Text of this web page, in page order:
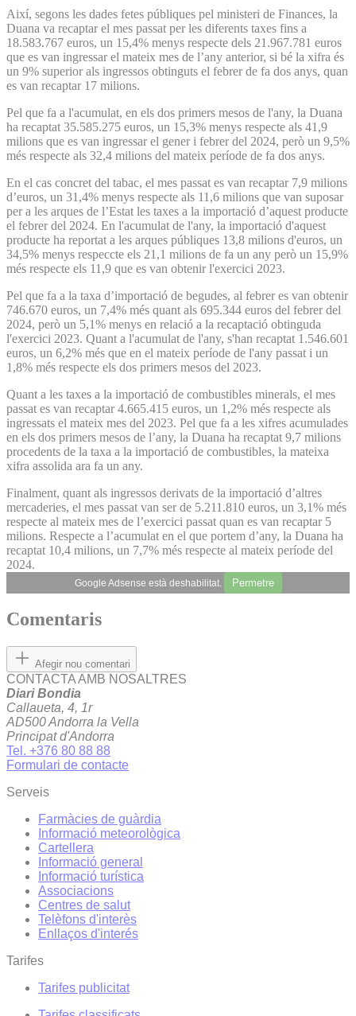
Així, segons les dades fetes públiques pel ministeri de Finances, la
Duana va recaptar el mes passat per les diferents taxes fins a
18.583.767 euros, un 15,4% menys respecte dels 21.967.781 euros
que es van ingressar el mateix mes de l’any anterior, si bé la xifra és
un 9% superior als ingressos obtinguts el febrer de fa dos anys, quan
es van recaptar 17 milions.
Pel que fa a l'acumulat, en els dos primers mesos de l'any, la Duana
ha recaptat 35.585.275 euros, un 15,3% menys respecte als 41,9
milions que es van ingressar el gener i febrer del 2024, però un 9,5%
més respecte als 32,4 milions del mateix període de fa dos anys.
En el cas concret del tabac, el mes passat es van recaptar 7,9 milions
d’euros, un 31,4% menys respecte als 11,6 milions que van suposar
per a les arques de l’Estat les taxes a la importació d’aquest producte
el febrer del 2024. En l'acumulat de l'any, la importació d'aquest
producte ha reportat a les arques públiques 13,8 milions d'euros, un
34,5% menys respeccte els 21,1 milions de fa un any però un 15,9%
més respecte els 11,9 que es van obtenir l'exercici 2023.
Pel que fa a la taxa d’importació de begudes, al febrer es van obtenir
746.670 euros, un 7,4% més quant als 695.344 euros del febrer del
2024, però un 5,1% menys en relació a la recaptació obtinguda
l'exercici 2023. Quant a l'acumulat de l'any, s'han recaptat 1.546.601
euros, un 6,2% més que en el mateix període de l'any passat i un
1,8% més respecte els dos primers mesos del 2023.
Quant a les taxes a la importació de combustibles minerals, el mes
passat es van recaptar 4.665.415 euros, un 1,2% més respecte als
ingressats el mateix mes del 2023. Pel que fa a les xifres acumulades
en els dos primers mesos de l’any, la Duana ha recaptat 9,7 milions
procedents de la taxa a la importació de combustibles, la mateixa
xifra assolida ara fa un any.
Finalment, quant als ingressos derivats de la importació d’altres
mercaderies, el mes passat van ser de 5.211.810 euros, un 3,1% més
respecte al mateix mes de l’exercici passat quan es van recaptar 5
milions. Respecte a l’acumulat en el que portem d’any, la Duana ha
recaptat 10,4 milions, un 7,7% més respecte al mateix període del
2024.
Google Adsense està deshabilitat. Permetre
Comentaris
Afegir nou comentari
CONTACTA AMB NOSALTRES
Diari Bondia
Callaueta, 4, 1r
AD500 Andorra la Vella
Principat d'Andorra
Tel. +376 80 88 88
Formulari de contacte
Serveis
Farmàcies de guàrdia
Informació meteorològica
Cartellera
Informació general
Informació turística
Associacions
Centres de salut
Telèfons d'interès
Enllaços d'interés
Tarifes
Tarifes publicitat